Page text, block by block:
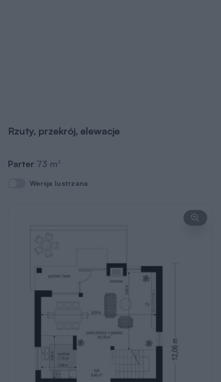
Rzuty, przekrój, elewacje
Parter 73 m2
Wersja lustrzana
Wersja lustrzana